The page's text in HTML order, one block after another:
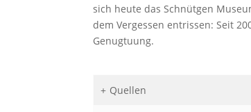
sich heute das Schnütgen
dem Vergessen entrissen: Seit
Genugtuung.
Quellen